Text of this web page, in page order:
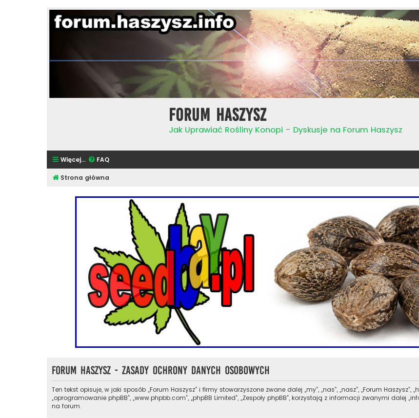
Forum Haszysz
Jak Uprawiać Rośliny Konopi - Dyskusje na Forum Haszysz
Więcej… FAQ
Strona główna
Forum Haszysz - Zasady ochrony danych osobowych
Ten tekst opisuje, w jaki sposób „Forum Haszysz” i firmy stowarzyszone zwane dalej „my”, „nas”, „nasz”, „Forum Haszysz”,
„oprogramowanie phpBB”, „www.phpbb.com”, „phpBB Limited”, „Zespoły phpBB”, korzystają z informacji zwanymi dalej
na forum.